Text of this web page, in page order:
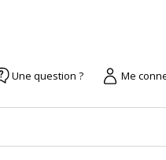
Une question ? Me